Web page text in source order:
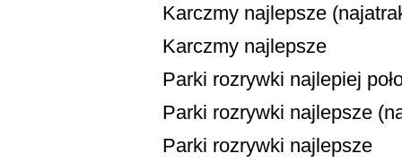
Karczmy najlepsze
Karczmy najlepsze
Parki rozrywki najlepiej
Parki rozrywki najlepsze
Parki rozrywki najlepsze